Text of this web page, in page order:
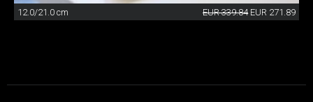
12.0/21.0 cm EUR 339.84 EUR 271.89